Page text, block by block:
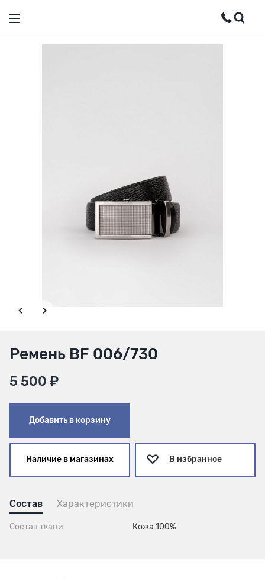
Ремень BF 006/730
5 500 ₽
Добавить в корзину
Наличие в магазинах В избранное
Состав Характеристики
Состав ткани Кожа 100%